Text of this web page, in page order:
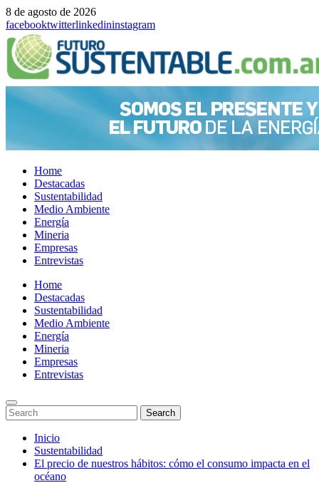
8 de agosto de 2026
facebooktwitterlinkedininstagram
Home
Destacadas
Sustentabilidad
Medio Ambiente
Energía
Mineria
Empresas
Entrevistas
Menu
Home
Destacadas
Sustentabilidad
Medio Ambiente
Energía
Mineria
Empresas
Entrevistas
Enter
Keyword
Search
for:
Search
Search
Saltar
contenido
Inicio
Sustentabilidad
El precio de nuestros hábitos: cómo el consumo impacta en el
océano